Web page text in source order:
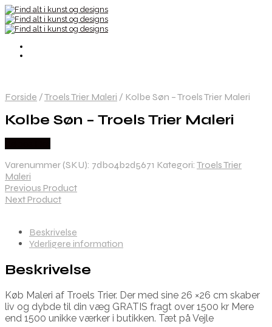
Forside /Troels Trier Maleri / Kolbe Søn – Troels Trier Maleri
Kolbe Søn – Troels Trier Maleri
Varenummer (SKU): 7db04b2d5671 Kategori: Troels Trier
Maleri
Previous Product
Next Product
Beskrivelse
Yderligere information
Beskrivelse
Køb Maleri af Troels Trier. Der med sine 26 ×26 cm skaber
liv og dybde til din væg GRATIS fragt over 1500 kr Mere
end 1500 unikke værker i butikken. Tæt på Vejle